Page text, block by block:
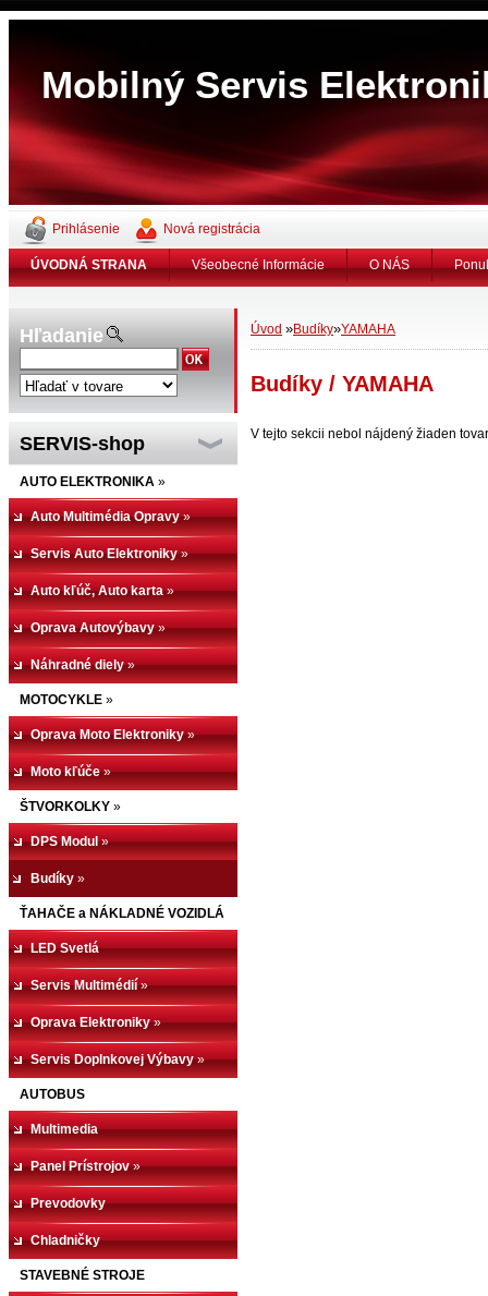
Mobilný Servis
Prihlásenie Nová registrácia
ÚVODNÁ STRANA Všeobecné Informácie O NÁS
Hľadanie
SERVIS-shop
AUTO ELEKTRONIKA »
Auto Multimédia Opravy»
Servis Auto Elektroniky»
Auto kľúč, Auto karta»
Oprava Autovýbavy»
Náhradné diely»
MOTOCYKLE »
Oprava Moto Elektroniky»
Moto kľúče»
ŠTVORKOLKY »
DPS Modul»
Budíky »
ŤAHAČE a NÁKLADNÉ VOZIDLÁ
LED Svetlá
Servis Multimédií»
Oprava Elektroniky»
Servis Doplnkovej Výbavy»
AUTOBUS
Multimedia
Panel Prístrojov»
Prevodovky
Chladničky
STAVEBNÉ STROJE
Úvod »Budíky»YAMAHA
Budíky / YAMAHA
V tejto sekcii nebol nájdený žiaden